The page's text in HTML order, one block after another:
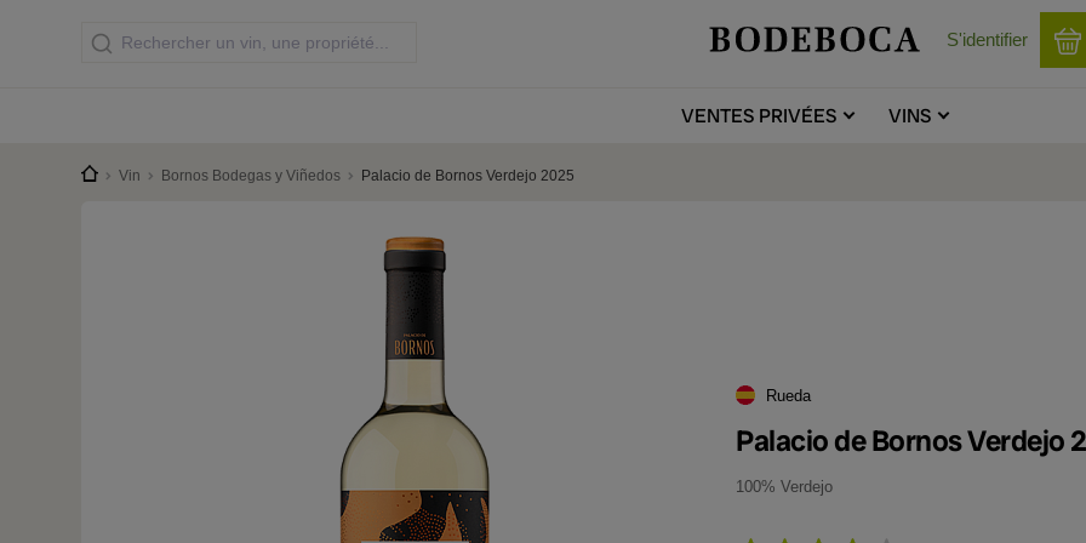
S'identifier
VENTES PRIVÉES VINS
Vin Bornos Bodegas y Viñedos Palacio de Bornos Verdejo 2025
Rueda
Palacio de Bornos Verdejo
100% Verdejo